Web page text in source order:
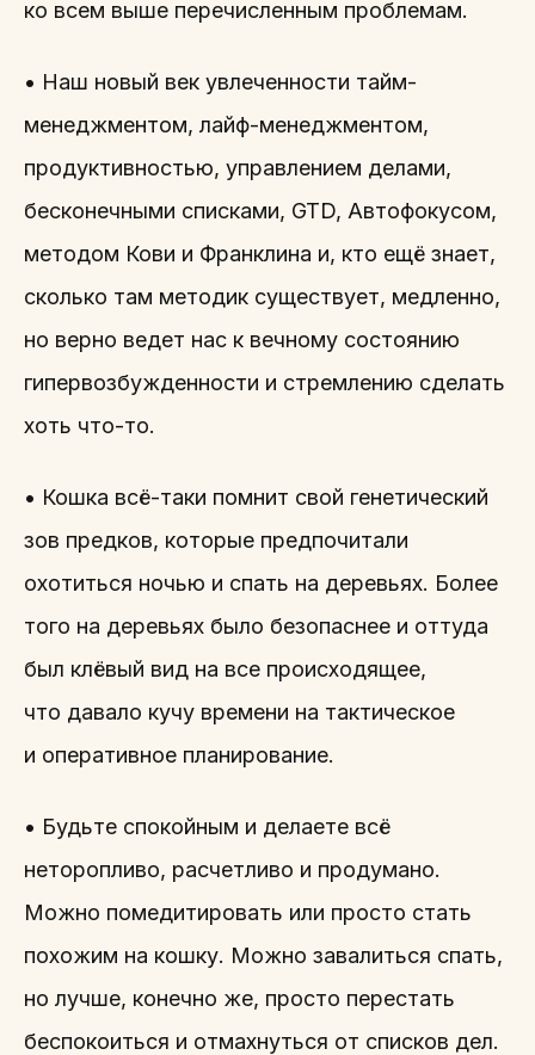
ко всем выше перечисленным проблемам.
• Наш новый век увлеченности тайм-
менеджментом, лайф-менеджментом,
продуктивностью, управлением делами,
бесконечными списками, GTD, Автофокусом,
методом Кови и Франклина и, кто ещё знает,
сколько там методик существует, медленно,
но верно ведет нас к вечному состоянию
гипервозбужденности и стремлению сделать
хоть что-то.
• Кошка всё-таки помнит свой генетический
зов предков, которые предпочитали
охотиться ночью и спать на деревьях. Более
того на деревьях было безопаснее и оттуда
был клёвый вид на все происходящее,
что давало кучу времени на тактическое
и оперативное планирование.
• Будьте спокойным и делаете всё
неторопливо, расчетливо и продумано.
Можно помедитировать или просто стать
похожим на кошку. Можно завалиться спать,
но лучше, конечно же, просто перестать
беспокоиться и отмахнуться от списков дел.